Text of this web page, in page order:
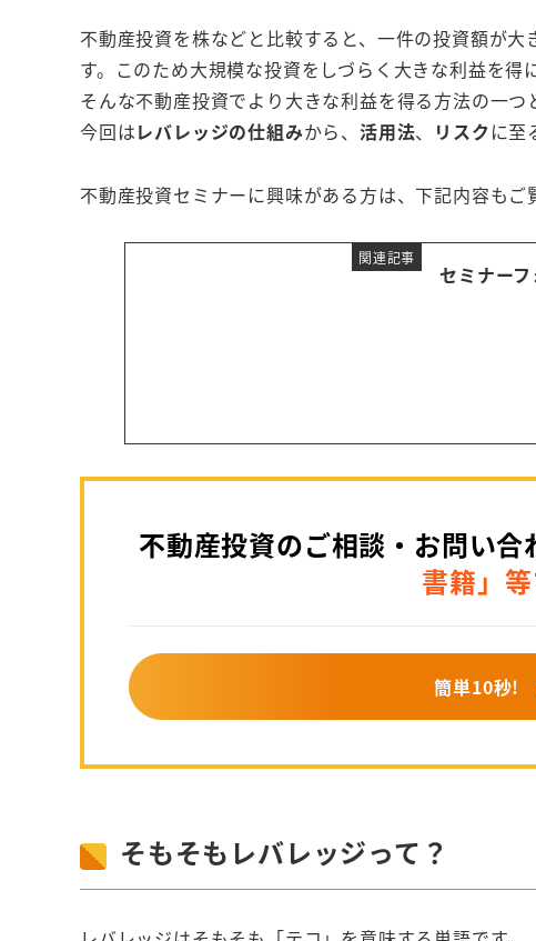
不動産投資を株などと比較すると、一件の投資額が
す。このため大規模な投資をしづらく大きな利益を得
そんな不動産投資でより大きな利益を得る方法の一つ
今回はレバレッジの仕組みから、活用法、 リスク に至
不動産投資セミナーに興味がある方は、下記内容もご
関連記事
セミナー
不動産投資のご相談・お問い合
書籍」等
簡単10秒!
そもそもレバレッジって？